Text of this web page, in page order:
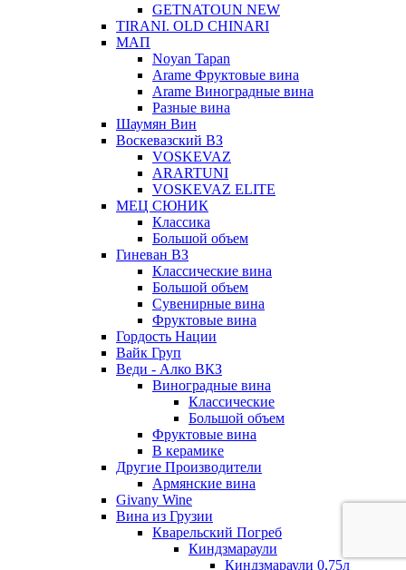
GETNATOUN NEW
TIRANI. OLD CHINARI
МАП
Noyan Tapan
Arame Фруктовые вина
Arame Виноградные вина
Разные вина
Шаумян Вин
Воскевазский ВЗ
VOSKEVAZ
ARARTUNI
VOSKEVAZ ELITE
МЕЦ СЮНИК
Классика
Большой объем
Гиневан ВЗ
Классические вина
Большой объем
Сувенирные вина
Фруктовые вина
Гордость Нации
Вайк Груп
Веди - Алко ВКЗ
Виноградные вина
Классические
Большой объем
Фруктовые вина
В керамике
Другие Производители
Армянские вина
Givany Wine
Вина из Грузии
Кварельский Погреб
Киндзмараули
Киндзмараули 0,75л